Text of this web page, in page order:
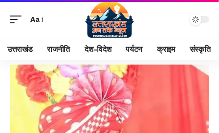
Aa
उत्तराखंड राजनीति देश-विदेश पर्यटन क्राइम संस्कृति